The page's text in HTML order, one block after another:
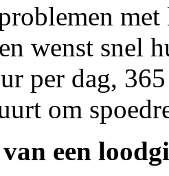
en wenst snel
per dag,
om
een